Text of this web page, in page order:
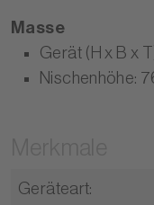
Masse
Gerät (H x B x
Nischenhöhe:
Geräteart: